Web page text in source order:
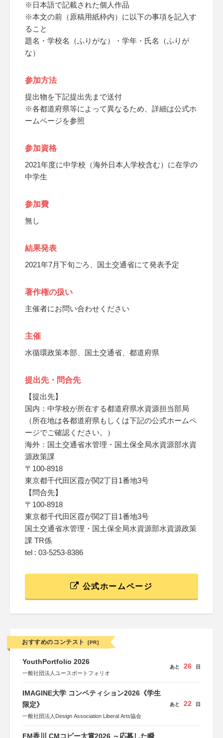
※日本語で記載された個人作品
※本文の前（原稿用紙枠内）に以下の事項を記入す
ること
題名・学校名（ふりがな）・学年・氏名（ふりが
な）
参加方法
提出物を下記提出先まで送付
※各都道府県等によって異なるため、詳細は公式ホ
ームページを参照
参加資格
2021年度に中学校（海外日本人学校含む）に在学の
中学生
参加費
無し
結果発表
2021年7月下旬ごろ、国土交通省にて発表予定
著作権の扱い
主催者にお問い合わせください
主催
水循環政策本部、国土交通省、都道府県
提出先・問合先
【提出先】
国内：中学校が所在する都道府県水資源担当部局
（所在地は各都道府県もしくは下記の公式ホームペ
ージでご確認ください。）
海外：国土交通省水管理・国土保全局水資源部水資
源政策課
〒100-8918
東京都千代田区霞が関2丁目1番地3号
【問合先】
〒100-8918
東京都千代田区霞が関2丁目1番地3号
国土交通省水管理・国土保全局水資源部水資源政策
課 TR係
tel : 03-5253-8386
公式ホームページ
おすすめのコンテスト [PR]
YouthPortfolio 2026
一般社団法人ユースポートフォリオ
あと 26 日
IMAGINE大学 コンペティション2026《学生
限定》
一般社団法人Design Association Liberal Arts協会
あと 22 日
FM香川 CMコピー大賞2026 ～応募した瞬